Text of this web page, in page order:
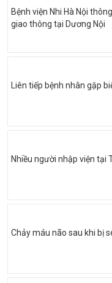
Bệnh viện Nhi Hà Nội
giao thông tại Dương Nội
Liên tiếp bệnh nhân gặp
Nhiều người nhập viện tại
Chảy máu não sau khi bị